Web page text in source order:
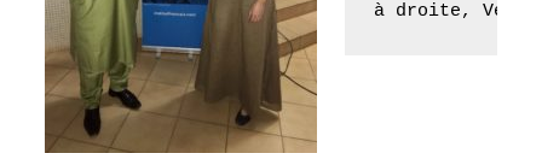
à droite,